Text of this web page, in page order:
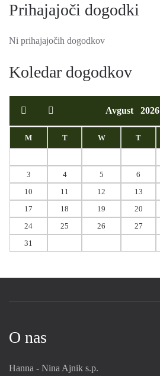
Prihajajoči dogodki
Ni prihajajočih dogodkov
Koledar dogodkov
Avgust 2026
M T W T
3
4 5 6
10
11 12 13
17
18 19 20
24
25 26 27
31
O nas
Hanna - Nina Ajnik s.p.